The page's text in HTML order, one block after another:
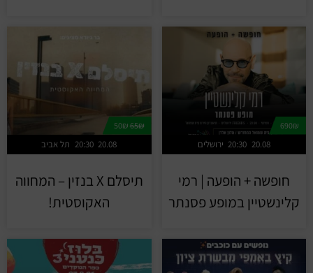
690₪
ירושלים 20:30 20.08
חופשה + הופעה | רמי
קלינשטיין במופע פסנתר
65₪
50₪
תל אביב 20:30 20.08
תיסלם X בנזין – המחווה
האקוסטית!